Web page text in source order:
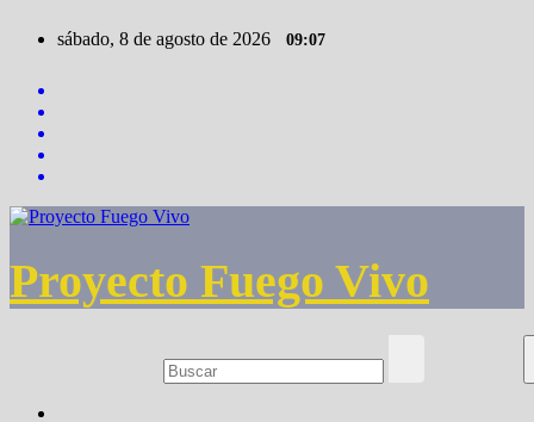
sábado, 8 de agosto de 2026 09:07
Proyecto Fuego Vivo